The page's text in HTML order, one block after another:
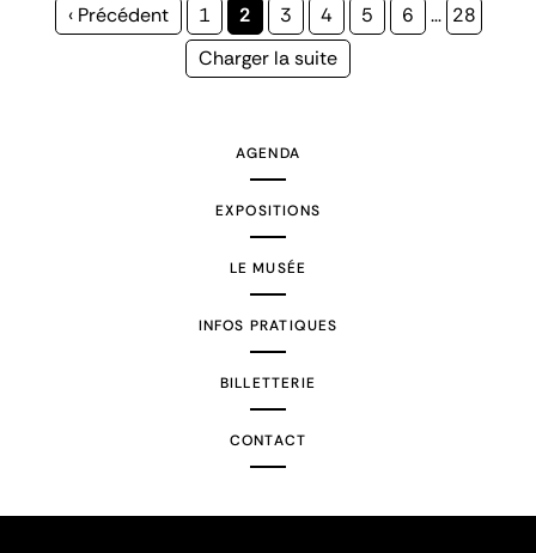
Page
‹ Précédent Page
1
Page
courante
2 Page
3 Page
4 Page
5 Page
6 … Page
28
Page
Charger la suite
AGENDA
EXPOSITIONS
LE MUSÉE
INFOS PRATIQUES
BILLETTERIE
CONTACT